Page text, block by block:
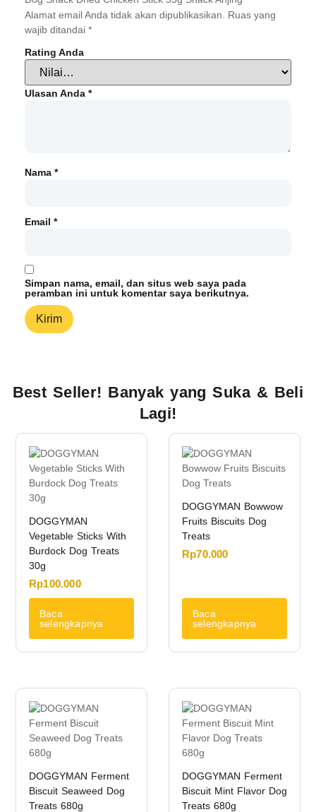
Alamat email Anda tidak akan dipublikasikan.
Ruas yang
wajib ditandai *
Rating Anda
Ulasan Anda *
Nama *
Email *
Simpan nama, email, dan situs web saya pada
peramban ini untuk komentar saya berikutnya.
Best Seller! Banyak yang Suka & Beli
Lagi!
DOGGYMAN
Vegetable Sticks With
Burdock Dog Treats
30g
Rp100.000
Baca
selengkapnya
DOGGYMAN Bowwow
Fruits Biscuits Dog
Treats
Rp70.000
Baca
selengkapnya
DOGGYMAN Ferment
Biscuit Seaweed Dog
Treats 680g
DOGGYMAN Ferment
Biscuit Mint Flavor Dog
Treats 680g